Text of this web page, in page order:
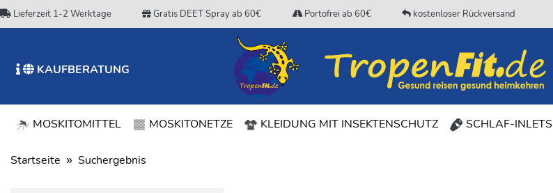
Lieferzeit 1-2 Werktage Gratis DEET Spray ab 60€ Portofrei ab 60€ kostenloser Rückversand
KAUFBERATUNG
MOSKITOMITTEL MOSKITONETZE KLEIDUNG MIT INSEKTENSCHUTZ(CURRENT)
SCHLAF-INLETS
Startseite Suchergebnis